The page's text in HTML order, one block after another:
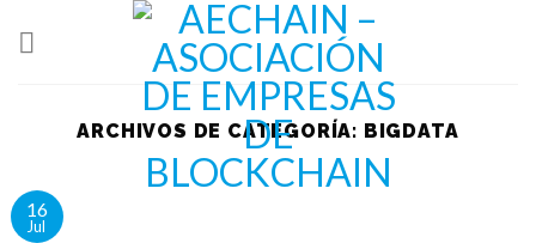
ARCHIVOS DE CATEGORÍA: BIGDATA
16
Jul